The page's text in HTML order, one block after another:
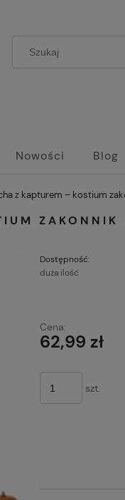
Nowości Blog
z kapturem – kostium
ZAKONNIK
Dostępność:
duża ilość
Cena:
62,99 zł
szt.